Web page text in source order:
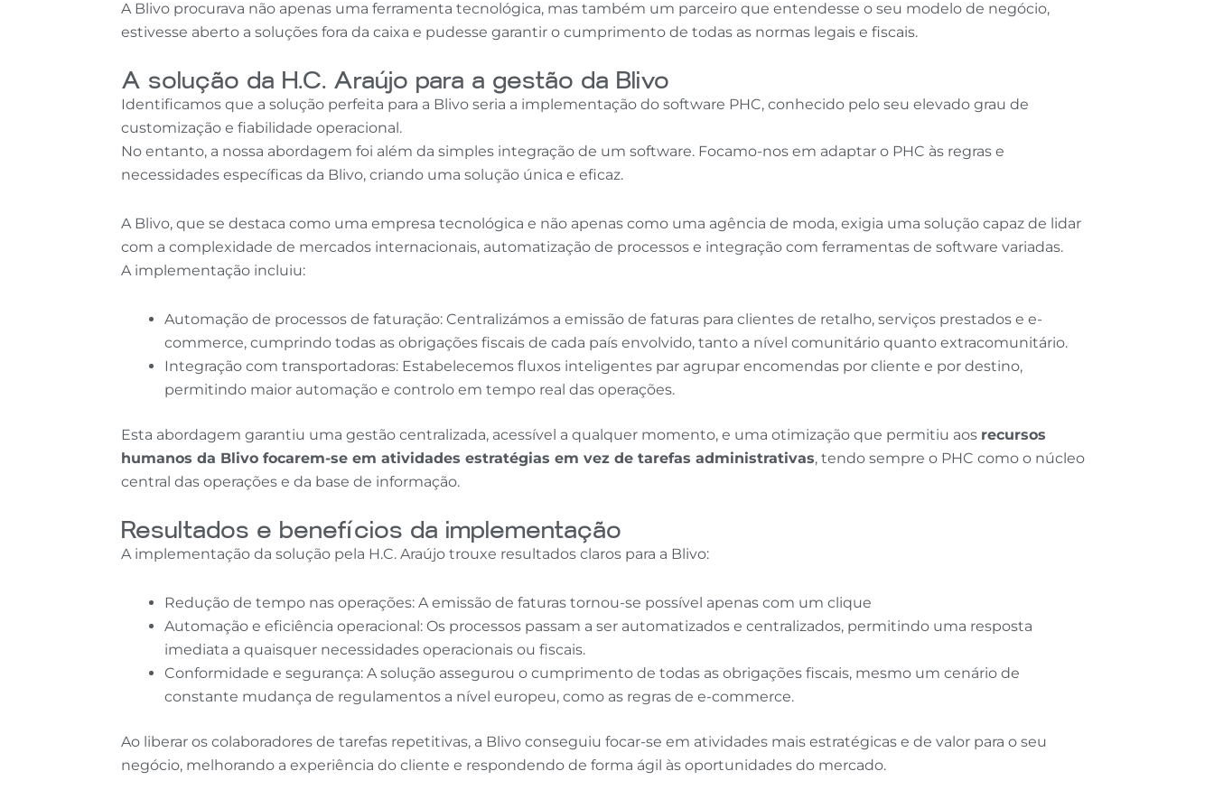
A Blivo procurava não apenas uma ferramenta tecnológica, mas também um parceiro que entendesse o seu modelo de negócio,
estivesse aberto a soluções fora da caixa e pudesse garantir o cumprimento de todas as normas legais e fiscais.
A solução da H.C. Araújo para a gestão da Blivo
Identificamos que a solução perfeita para a Blivo seria a implementação do software PHC, conhecido pelo seu elevado grau de
customização e fiabilidade operacional.
No entanto, a nossa abordagem foi além da simples integração de um software. Focamo-nos em adaptar o PHC às regras e
necessidades específicas da Blivo, criando uma solução única e eficaz.
A Blivo, que se destaca como uma empresa tecnológica e não apenas como uma agência de moda, exigia uma solução capaz de lidar
com a complexidade de mercados internacionais, automatização de processos e integração com ferramentas de software variadas.
A implementação incluiu:
Automação de processos de faturação: Centralizámos a emissão de faturas para clientes de retalho, serviços prestados e e-
commerce, cumprindo todas as obrigações fiscais de cada país envolvido, tanto a nível comunitário quanto extracomunitário.
Integração com transportadoras: Estabelecemos fluxos inteligentes par agrupar encomendas por cliente e por destino,
permitindo maior automação e controlo em tempo real das operações.
Esta abordagem garantiu uma gestão centralizada, acessível a qualquer momento, e uma otimização que permitiu aos recursos
humanos da Blivo focarem-se em atividades estratégias em vez de tarefas administrativas, tendo sempre o PHC como o núcleo
central das operações e da base de informação.
Resultados e benefícios da implementação
A implementação da solução pela H.C. Araújo trouxe resultados claros para a Blivo:
Redução de tempo nas operações: A emissão de faturas tornou-se possível apenas com um clique
Automação e eficiência operacional: Os processos passam a ser automatizados e centralizados, permitindo uma resposta
imediata a quaisquer necessidades operacionais ou fiscais.
Conformidade e segurança: A solução assegurou o cumprimento de todas as obrigações fiscais, mesmo um cenário de
constante mudança de regulamentos a nível europeu, como as regras de e-commerce.
Ao liberar os colaboradores de tarefas repetitivas, a Blivo conseguiu focar-se em atividades mais estratégicas e de valor para o seu
negócio, melhorando a experiência do cliente e respondendo de forma ágil às oportunidades do mercado.